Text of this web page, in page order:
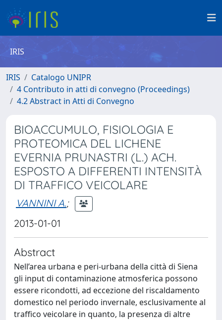
IRIS
IRIS
Catalogo UNIPR
4 Contributo in atti di convegno (Proceedings)
4.2 Abstract in Atti di Convegno
BIOACCUMULO, FISIOLOGIA E
PROTEOMICA DEL LICHENE
EVERNIA PRUNASTRI (L.) ACH.
ESPOSTO A DIFFERENTI INTENSITÀ
DI TRAFFICO VEICOLARE
VANNINI A.;
2013-01-01
Abstract
Nell’area urbana e peri-urbana della città di Siena
gli input di contaminazione atmosferica possono
essere ricondotti, ad eccezione del riscaldamento
domestico nel periodo invernale, esclusivamente al
traffico veicolare in quanto, la presenza di altre